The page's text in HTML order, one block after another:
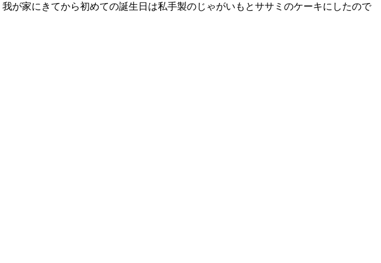
が家にきてから初めての誕生日は私手製のじゃがいもとササミのケーキにしたので